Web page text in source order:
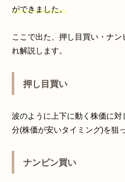
ができました。
ここで出た、押し目買い・ナ
れ解説します。
押し目買い
波のように上下に動く株価に
分(株価が安いタイミング)を狙
ナンピン買い